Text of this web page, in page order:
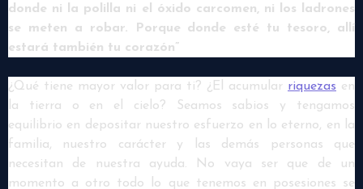
donde ni la polilla ni el óxido carcomen, ni los ladrones
se meten a robar. Porque donde esté tu tesoro, allí
estará también tu corazón”
¿Qué tiene mayor valor para ti? ¿El acumular riquezas en
la tierra o en el cielo? Seamos sabios y tengamos
equilibrio en depositar nuestro esfuerzo en lo eterno, en la
familia, nuestro carácter y las demás personas que
necesitan de nuestra ayuda. No vaya ser que de un
momento a otro todo lo que tenemos en posesiones se